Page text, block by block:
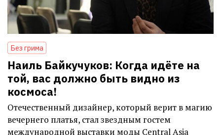
Без грима
Наиль Байкучуков: Когда идёте на
той, вас должно быть видно из
космоса!
Отечественный дизайнер, который верит в магию
вечернего платья, стал звездным гостем
международной выставки моды Central Asia